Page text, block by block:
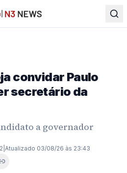
convidar Paulo
secretário da
a governador
Atualizado 03/08/26 às 23:43